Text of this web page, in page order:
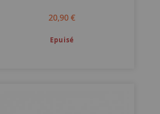
20,90 €
Epuisé